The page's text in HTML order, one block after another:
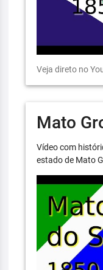
Veja direto no
Mato
Vídeo com
estado de Mato